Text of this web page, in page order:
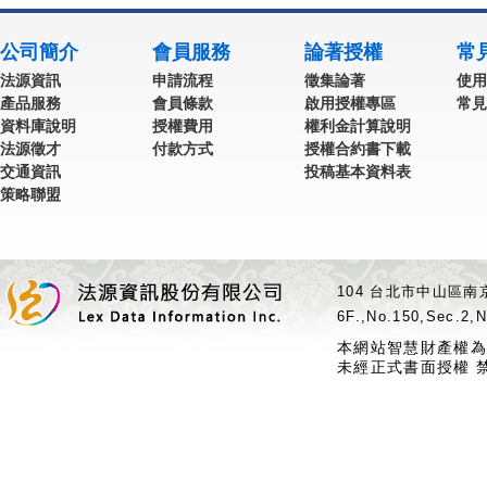
公司簡介
法源資訊
產品服務
資料庫說明
法源徵才
交通資訊
策略聯盟
會員服務
申請流程
會員條款
授權費用
付款方式
論著授權
徵集論著
啟用授權專區
權利金計算說明
授權合約書下載
投稿基本資料表
常
使
常
104 台北市中山區
本網站智慧財產權
未經正式書面授權